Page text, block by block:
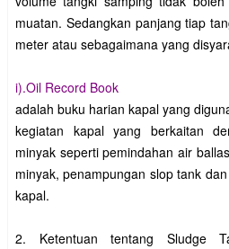
muatan. Sedangkan panjang tiap
meter atau sebagaimana yang
i).Oil Record Book
adalah buku harian kapal yang
kegiatan kapal yang berkaitan
minyak seperti pemindahan air
minyak, penampungan slop tank
kapal.
2. Ketentuan tentang Sludge